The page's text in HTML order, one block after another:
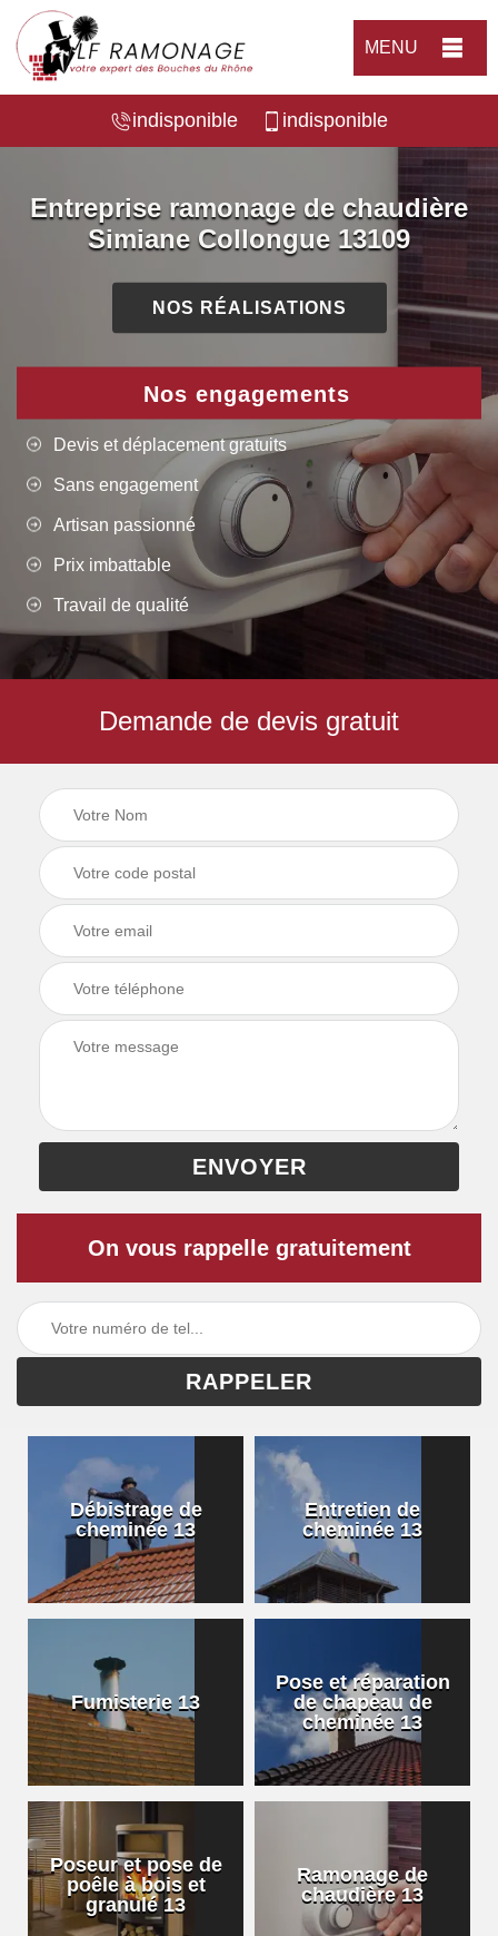
MENU
indisponible indisponible
Entreprise ramonage de chaudière
Simiane Collongue 13109
NOS RÉALISATIONS
Nos engagements
Devis et déplacement gratuits
Sans engagement
Artisan passionné
Prix imbattable
Travail de qualité
Demande de devis gratuit
On vous rappelle gratuitement
Débistrage de
cheminée 13
Entretien de
cheminée 13
Fumisterie 13
Pose et réparation
de chapeau de
cheminée 13
Poseur et pose de
poêle à bois et
granulé 13
Ramonage de
chaudière 13